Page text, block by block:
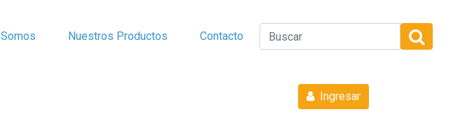
Somos Nuestros Productos Contacto
Ingresar